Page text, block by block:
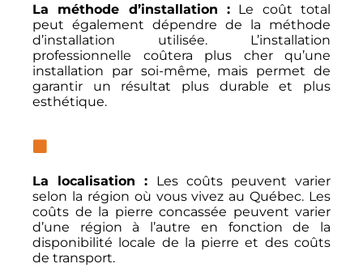
La méthode d’installation : Le coût total
peut également dépendre de la méthode
d’installation utilisée. L’installation
professionnelle coûtera plus cher qu’une
installation par soi-même, mais permet de
garantir un résultat plus durable et plus
esthétique.
La localisation : Les coûts peuvent varier
selon la région où vous vivez au Québec. Les
coûts de la pierre concassée peuvent varier
d’une région à l’autre en fonction de la
disponibilité locale de la pierre et des coûts
de transport.